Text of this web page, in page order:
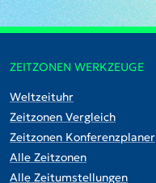
ZEITZONEN WERKZEUGE
Weltzeituhr
Zeitzonen Vergleich
Zeitzonen Konferenzplaner
Alle Zeitzonen
Alle Zeitumstellungen